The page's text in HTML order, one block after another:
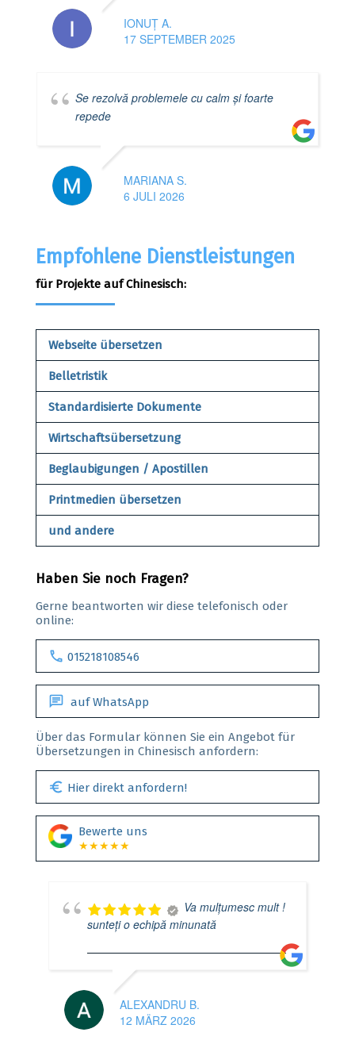
IONUȚ A.
17 SEPTEMBER 2025
Se rezolvă problemele cu calm și foarte
repede
MARIANA S.
6 JULI 2026
Empfohlene Dienstleistungen
für Projekte auf Chinesisch:
Webseite übersetzen
Belletristik
Standardisierte Dokumente
Wirtschaftsübersetzung
Beglaubigungen / Apostillen
Printmedien übersetzen
und andere
Haben Sie noch Fragen?
Gerne beantworten wir diese telefonisch oder
online:
call 015218108546
chat auf WhatsApp
Über das Formular können Sie ein Angebot für
Übersetzungen in Chinesisch anfordern:
euro Hier direkt anfordern!
Bewerte uns
★★★★★
Va mulțumesc mult !
sunteți o echipă minunată
ALEXANDRU B.
12 MÄRZ 2026